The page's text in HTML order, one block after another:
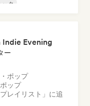
ク
Indie Evening
ー
ポップ
ップ
レイリスト」に追